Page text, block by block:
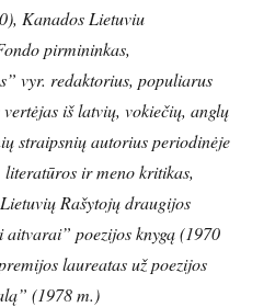
Kanados Lietuviu
pirmininkas,
vyr. redaktorius, populiarus
iš latvių, vokiečių, anglų
straipsnių autorius periodinėje
ir meno kritikas,
Rašytojų draugijos
poezijos knygą (1970
laureatas už poezijos
(1978 m.)